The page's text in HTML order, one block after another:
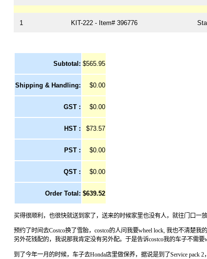
1 KIT-222 - Item# 396776
Subtotal: $565.95
Shipping & Handling: $0.00
GST : $0.00
HST : $73.57
PST : $0.00
QST : $0.00
Order Total: $639.52
买得很顺利，也很快就送到家了，送来的时候家里也没有人，就往门口一
预约了时间去Costco换了雪胎，costco的人问我要wheel lock, 我也不清楚
另外花钱配的，我说那我肯定没有另外配。于是告诉costco我的车子不需要
到了今年一月的时候，车子去Honda店里做保养，据说是到了Service pack